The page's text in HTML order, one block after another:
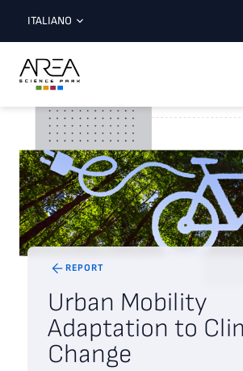
ITALIANO
REPORT
Urban Mobility
Adaptation to
Change